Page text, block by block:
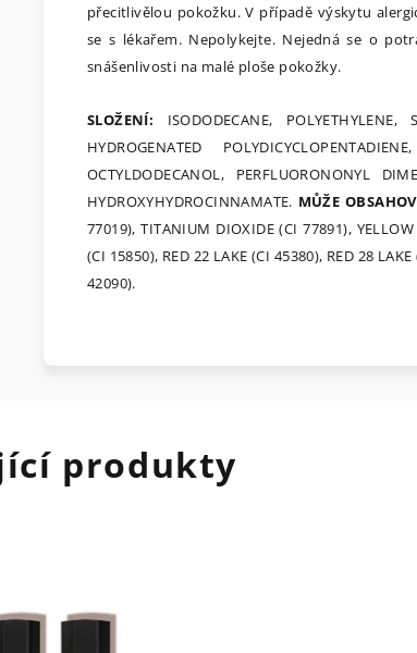
přecitlivělou pokožku. V případě výskytu
se s lékařem. Nepolykejte. Nejedná se o
snášenlivosti na malé ploše pokožky.
SLOŽENÍ: ISODODECANE, POLYETHYLENE,
HYDROGENATED
OCTYLDODECANOL, PERFLUORONONYL
HYDROXYHYDROCINNAMATE. MŮŽE
77019), TITANIUM DIOXIDE (CI 77891),
(CI 15850), RED 22 LAKE (CI 45380), RED 28
42090).
produkty